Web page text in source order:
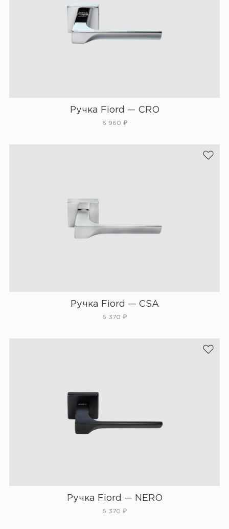
Ручка Fiord — CRO
6 960 ₽
Ручка Fiord — CSA
6 370 ₽
Ручка Fiord — NERO
6 370 ₽